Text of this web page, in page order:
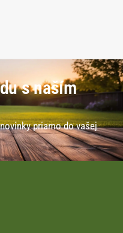
s naším
priamo do vašej